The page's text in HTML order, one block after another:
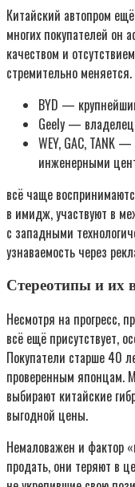
Китайский автопром
многих покупателей он
качеством и
стремительно
BYD —
Geely —
WEY, GAC, TANK
инженерными
всё чаще
в имидж, участвуют в
с западными
узнаваемость через
Стереотипы и их
Несмотря на прогресс,
всё ещё присутствует,
Покупатели старше 40
проверенным японцам.
выбирают китайские
выгодной цены.
Немаловажен и фактор
продать, они теряют в